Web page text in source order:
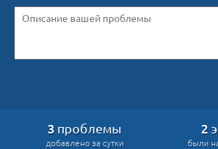
3 проблемы
добавлено за сутки
2
были